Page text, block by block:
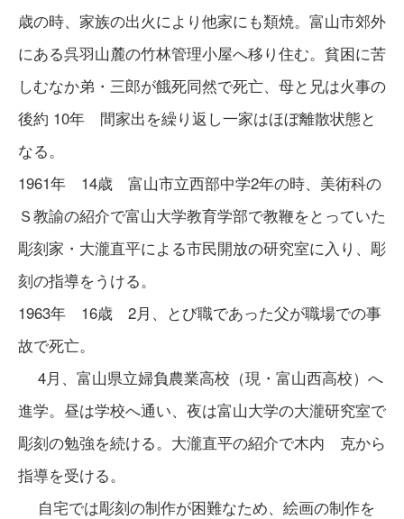
歳の時、家族の出火により他家にも類焼。富山市郊外
にある呉羽山麓の竹林管理小屋へ移り住む。貧困に苦
しむなか弟・三郎が餓死同然で死亡、母と兄は火事の
後約 10年 間家出を繰り返し一家はほぼ離散状態と
なる。
1961年 14歳 富山市立西部中学2年の時、美術科の
Ｓ教諭の紹介で富山大学教育学部で教鞭をとっていた
彫刻家・大瀧直平による市民開放の研究室に入り、彫
刻の指導をうける。
1963年 16歳 2月、とび職であった父が職場での事
故で死亡。
4月、富山県立婦負農業高校（現・富山西高校）へ
進学。昼は学校へ通い、夜は富山大学の大瀧研究室で
彫刻の勉強を続ける。大瀧直平の紹介で木内 克から
指導を受ける。
自宅では彫刻の制作が困難なため、絵画の制作を